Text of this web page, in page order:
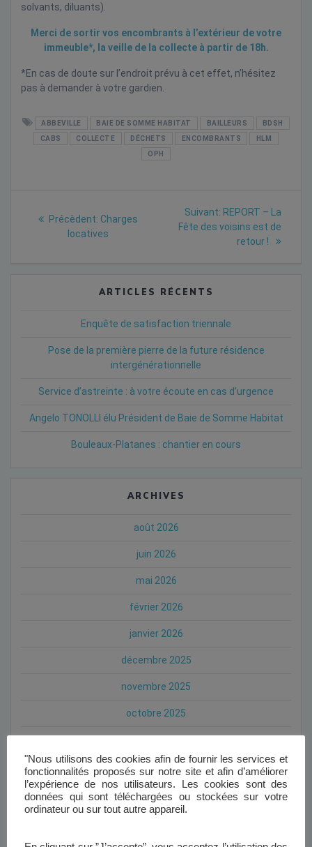
solvants, diluants).
Merci de sortir vos encombrants à l’extérieur de votre
immeuble*, la veille de la collecte à partir de 18h.
*En cas de doute sur l’endroit prévu à cet effet, n’hésitez
pas à demander à votre gardien.
ABBEVILLE BAIE DE SOMME HABITAT BAILLEURS
BDSH
CABS
COLLECTE DÉCHETS ENCOMBRANTS
HLM
OPH
Précèdent: Previous
post:
Charges
locatives
Suivant: Next
post:
REPORT – La
Fête des voisins est de
retour !
ARTICLES RÉCENTS
Enquête de satisfaction triennale
Pose de la première pierre de la future résidence
intergénérationnelle
Service d’astreinte : à votre écoute en cas d’urgence
Angelo TONOLLI élu Président de Baie de Somme Habitat
Bouleaux-Platanes : chantier en cours
ARCHIVES
août 2026
juin 2026
mai 2026
février 2026
janvier 2026
décembre 2025
novembre 2025
octobre 2025
juillet 2025
mai 2025
"Nous utilisons des cookies afin de fournir les services et
fonctionnalités proposés sur notre site et afin d’améliorer
l’expérience de nos utilisateurs. Les cookies sont des
données qui sont téléchargées ou stockées sur votre
ordinateur ou sur tout autre appareil.